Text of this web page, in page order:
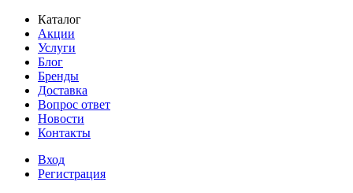
Каталог
Акции
Услуги
Блог
Бренды
Доставка
Вопрос ответ
Новости
Контакты
Вход
Регистрация